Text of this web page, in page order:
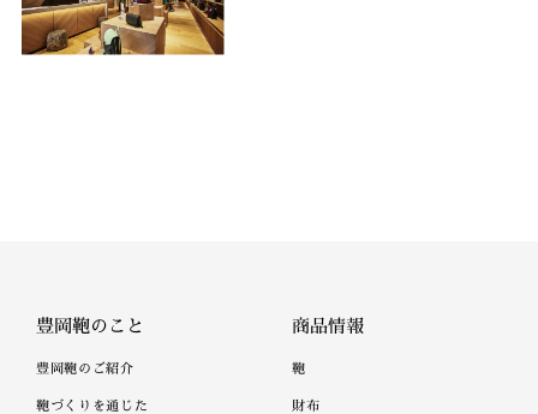
豊岡鞄のこと
豊岡鞄のご紹介
鞄づくりを通じた
商品情報
鞄
財布